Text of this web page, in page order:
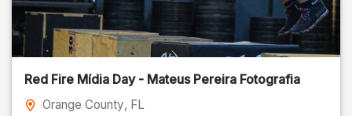
Red Fire Mídia Day - Mateus Pereira Fotografia
Orange County, FL